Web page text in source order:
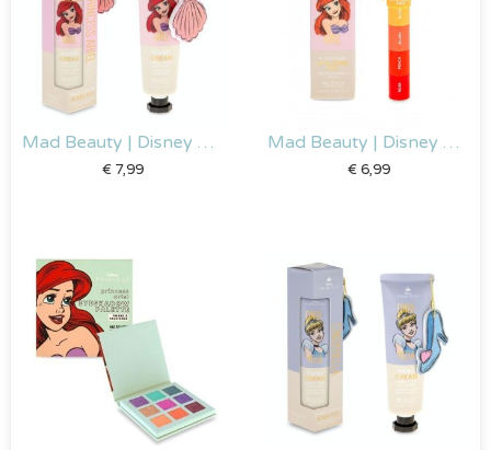
Mad Beauty | Disney Ariel – Handcreme & Nagelvijl
€ 7,99
Mad Beauty | Disney Ariel – Lip en Cheek tint
€6,99